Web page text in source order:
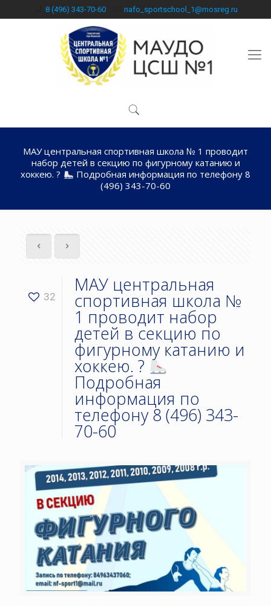
8 (496) 343-70-60 nafo_sportschool_1@mosreg.ru
МАУ центральная спортивная школа № 1 проводит
набор детей в секцию по фигурному катанию и
хоккею. ?
Подробная информация по телефону 8
(496) 343-70-60
32
МАУ центральная
спортивная школа №
1 проводит набор
детей в секцию по
фигурному катанию и
хоккею. ?
Подробная
информация по
телефону 8 (496) 343-
70-60